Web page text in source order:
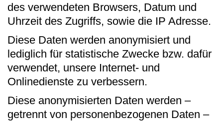
des verwendeten Browsers, Datum und
Uhrzeit des Zugriffs, sowie die IP Adresse.
Diese Daten werden anonymisiert und
lediglich für statistische Zwecke bzw. dafür
verwendet, unsere Internet- und
Onlinedienste zu verbessern.
Diese anonymisierten Daten werden –
getrennt von personenbezogenen Daten –